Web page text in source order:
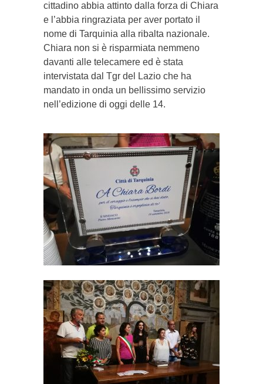
cittadino abbia attinto dalla forza di Chiara
e l’abbia ringraziata per aver portato il
nome di Tarquinia alla ribalta nazionale.
Chiara non si è risparmiata nemmeno
davanti alle telecamere ed è stata
intervistata dal Tgr del Lazio che ha
mandato in onda un bellissimo servizio
nell’edizione di oggi delle 14.